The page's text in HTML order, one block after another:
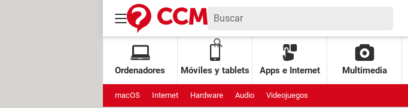
Ordenadores Móviles y tablets Apps e Internet Multimedia
macOS Internet Hardware Audio Videojuegos